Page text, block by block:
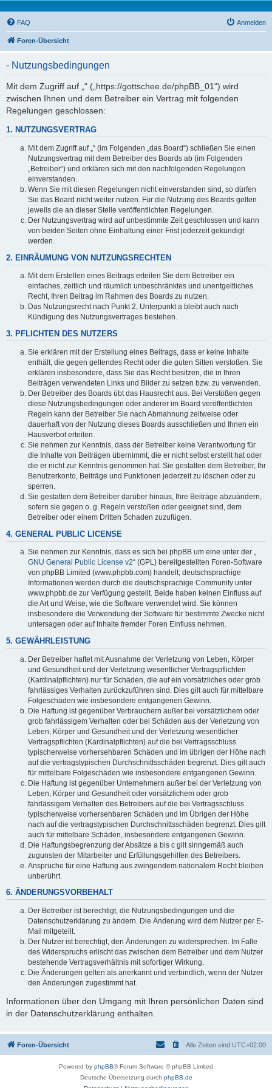
FAQ Anmelden
Foren-Übersicht
- Nutzungsbedingungen
Mit dem Zugriff auf „“ („https://gottschee.de/phpBB_01“) wird
zwischen Ihnen und dem Betreiber ein Vertrag mit folgenden
Regelungen geschlossen:
1. NUTZUNGSVERTRAG
Mit dem Zugriff auf „“ (im Folgenden „das Board“) schließen Sie einen
Nutzungsvertrag mit dem Betreiber des Boards ab (im Folgenden
„Betreiber“) und erklären sich mit den nachfolgenden Regelungen
einverstanden.
Wenn Sie mit diesen Regelungen nicht einverstanden sind, so dürfen
Sie das Board nicht weiter nutzen. Für die Nutzung des Boards gelten
jeweils die an dieser Stelle veröffentlichten Regelungen.
Der Nutzungsvertrag wird auf unbestimmte Zeit geschlossen und kann
von beiden Seiten ohne Einhaltung einer Frist jederzeit gekündigt
werden.
2. EINRÄUMUNG VON NUTZUNGSRECHTEN
Mit dem Erstellen eines Beitrags erteilen Sie dem Betreiber ein
einfaches, zeitlich und räumlich unbeschränktes und unentgeltliches
Recht, Ihren Beitrag im Rahmen des Boards zu nutzen.
Das Nutzungsrecht nach Punkt 2, Unterpunkt a bleibt auch nach
Kündigung des Nutzungsvertrages bestehen.
3. PFLICHTEN DES NUTZERS
Sie erklären mit der Erstellung eines Beitrags, dass er keine Inhalte
enthält, die gegen geltendes Recht oder die guten Sitten verstoßen. Sie
erklären insbesondere, dass Sie das Recht besitzen, die in Ihren
Beiträgen verwendeten Links und Bilder zu setzen bzw. zu verwenden.
Der Betreiber des Boards übt das Hausrecht aus. Bei Verstößen gegen
diese Nutzungsbedingungen oder anderer im Board veröffentlichten
Regeln kann der Betreiber Sie nach Abmahnung zeitweise oder
dauerhaft von der Nutzung dieses Boards ausschließen und Ihnen ein
Hausverbot erteilen.
Sie nehmen zur Kenntnis, dass der Betreiber keine Verantwortung für
die Inhalte von Beiträgen übernimmt, die er nicht selbst erstellt hat oder
die er nicht zur Kenntnis genommen hat. Sie gestatten dem Betreiber, Ihr
Benutzerkonto, Beiträge und Funktionen jederzeit zu löschen oder zu
sperren.
Sie gestatten dem Betreiber darüber hinaus, Ihre Beiträge abzuändern,
sofern sie gegen o. g. Regeln verstoßen oder geeignet sind, dem
Betreiber oder einem Dritten Schaden zuzufügen.
4. GENERAL PUBLIC LICENSE
Sie nehmen zur Kenntnis, dass es sich bei phpBB um eine unter der „
GNU General Public License v2“ (GPL) bereitgestellten Foren-Software
von phpBB Limited (www.phpbb.com) handelt; deutschsprachige
Informationen werden durch die deutschsprachige Community unter
www.phpbb.de zur Verfügung gestellt. Beide haben keinen Einfluss auf
die Art und Weise, wie die Software verwendet wird. Sie können
insbesondere die Verwendung der Software für bestimmte Zwecke nicht
untersagen oder auf Inhalte fremder Foren Einfluss nehmen.
5. GEWÄHRLEISTUNG
Der Betreiber haftet mit Ausnahme der Verletzung von Leben, Körper
und Gesundheit und der Verletzung wesentlicher Vertragspflichten
(Kardinalpflichten) nur für Schäden, die auf ein vorsätzliches oder grob
fahrlässiges Verhalten zurückzuführen sind. Dies gilt auch für mittelbare
Folgeschäden wie insbesondere entgangenen Gewinn.
Die Haftung ist gegenüber Verbrauchern außer bei vorsätzlichem oder
grob fahrlässigem Verhalten oder bei Schäden aus der Verletzung von
Leben, Körper und Gesundheit und der Verletzung wesentlicher
Vertragspflichten (Kardinalpflichten) auf die bei Vertragsschluss
typischerweise vorhersehbaren Schäden und im übrigen der Höhe nach
auf die vertragstypischen Durchschnittsschäden begrenzt. Dies gilt auch
für mittelbare Folgeschäden wie insbesondere entgangenen Gewinn.
Die Haftung ist gegenüber Unternehmern außer bei der Verletzung von
Leben, Körper und Gesundheit oder vorsätzlichem oder grob
fahrlässigem Verhalten des Betreibers auf die bei Vertragsschluss
typischerweise vorhersehbaren Schäden und im Übrigen der Höhe
nach auf die vertragstypischen Durchschnittsschäden begrenzt. Dies gilt
auch für mittelbare Schäden, insbesondere entgangenen Gewinn.
Die Haftungsbegrenzung der Absätze a bis c gilt sinngemäß auch
zugunsten der Mitarbeiter und Erfüllungsgehilfen des Betreibers.
Ansprüche für eine Haftung aus zwingendem nationalem Recht bleiben
unberührt.
6. ÄNDERUNGSVORBEHALT
Der Betreiber ist berechtigt, die Nutzungsbedingungen und die
Datenschutzerklärung zu ändern. Die Änderung wird dem Nutzer per E-
Mail mitgeteilt.
Der Nutzer ist berechtigt, den Änderungen zu widersprechen. Im Falle
des Widerspruchs erlischt das zwischen dem Betreiber und dem Nutzer
bestehende Vertragsverhältnis mit sofortiger Wirkung.
Die Änderungen gelten als anerkannt und verbindlich, wenn der Nutzer
den Änderungen zugestimmt hat.
Informationen über den Umgang mit Ihren persönlichen Daten sind
in der Datenschutzerklärung enthalten.
Foren-Übersicht Alle Zeiten sind UTC+02:00
Powered by phpBB® Forum Software © phpBB Limited
Deutsche Übersetzung durch phpBB.de